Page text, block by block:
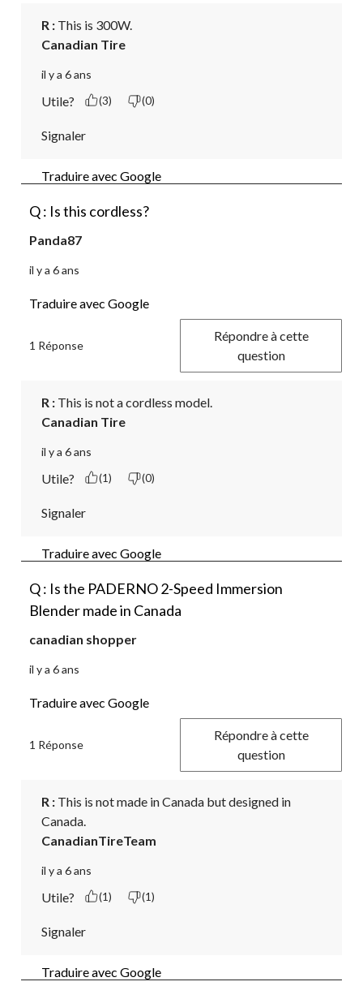
R : This is 300W.
Canadian Tire
il y a 6 ans
Utile? (3) (0)
Signaler
Traduire avec Google
Q : Is this cordless?
Panda87
il y a 6 ans
Traduire avec Google
1 Réponse
Répondre à cette
question
R : This is not a cordless model.
Canadian Tire
il y a 6 ans
Utile? (1) (0)
Signaler
Traduire avec Google
Q : Is the PADERNO 2-Speed Immersion
Blender made in Canada
canadian shopper
il y a 6 ans
Traduire avec Google
1 Réponse
Répondre à cette
question
R : This is not made in Canada but designed in
Canada.
CanadianTireTeam
il y a 6 ans
Utile? (1) (1)
Signaler
Traduire avec Google